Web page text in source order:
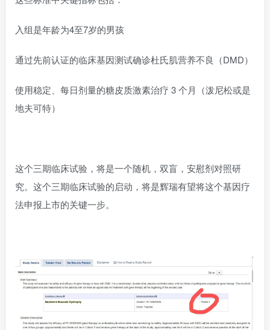
入组是年龄为4至7岁的男孩
通过先前认证的临床基因测试确诊杜氏肌营养不良（DMD）
使用稳定、每日剂量的糖皮质激素治疗 3 个月（泼尼松或是
地夫可特）
这个三期临床试验，将是一个随机，双盲，安慰剂对照研
究。这个三期临床试验的启动，将是辉瑞有望将这个基因疗
法申报上市的关键一步。